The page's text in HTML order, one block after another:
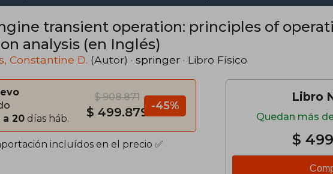
transient operation: principles of
analysis (en Inglés)
Constantine D. (Autor) · springer · Libro Físico
a 20 días háb.
$ 908.871
$ 499.879 -45%
incluídos en el precio ✅
Libro
Quedan más
$